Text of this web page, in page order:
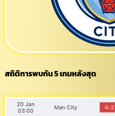
สถิติการพบกัน 5 เกมหลังสุด